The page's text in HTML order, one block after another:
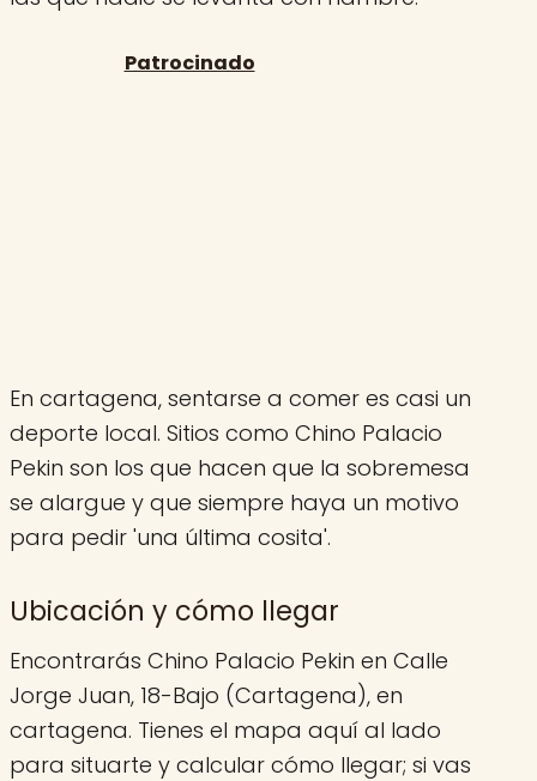
En cartagena, sentarse a comer es casi un
deporte local. Sitios como Chino Palacio
Pekin son los que hacen que la sobremesa
se alargue y que siempre haya un motivo
para pedir 'una última cosita'.
Ubicación y cómo llegar
Encontrarás Chino Palacio Pekin en Calle
Jorge Juan, 18-Bajo (Cartagena), en
cartagena. Tienes el mapa aquí al lado
para situarte y calcular cómo llegar; si vas